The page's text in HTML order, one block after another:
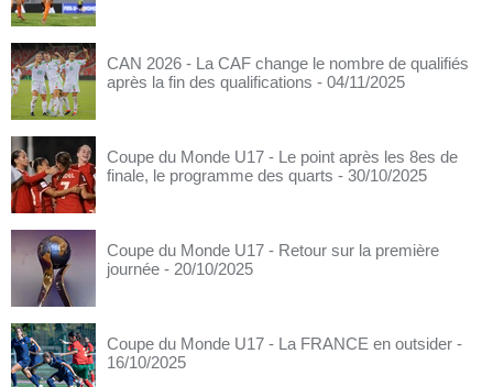
CAN 2026 - La CAF change le nombre de qualifiés
après la fin des qualifications - 04/11/2025
Coupe du Monde U17 - Le point après les 8es de
finale, le programme des quarts - 30/10/2025
Coupe du Monde U17 - Retour sur la première
journée - 20/10/2025
Coupe du Monde U17 - La FRANCE en outsider -
16/10/2025